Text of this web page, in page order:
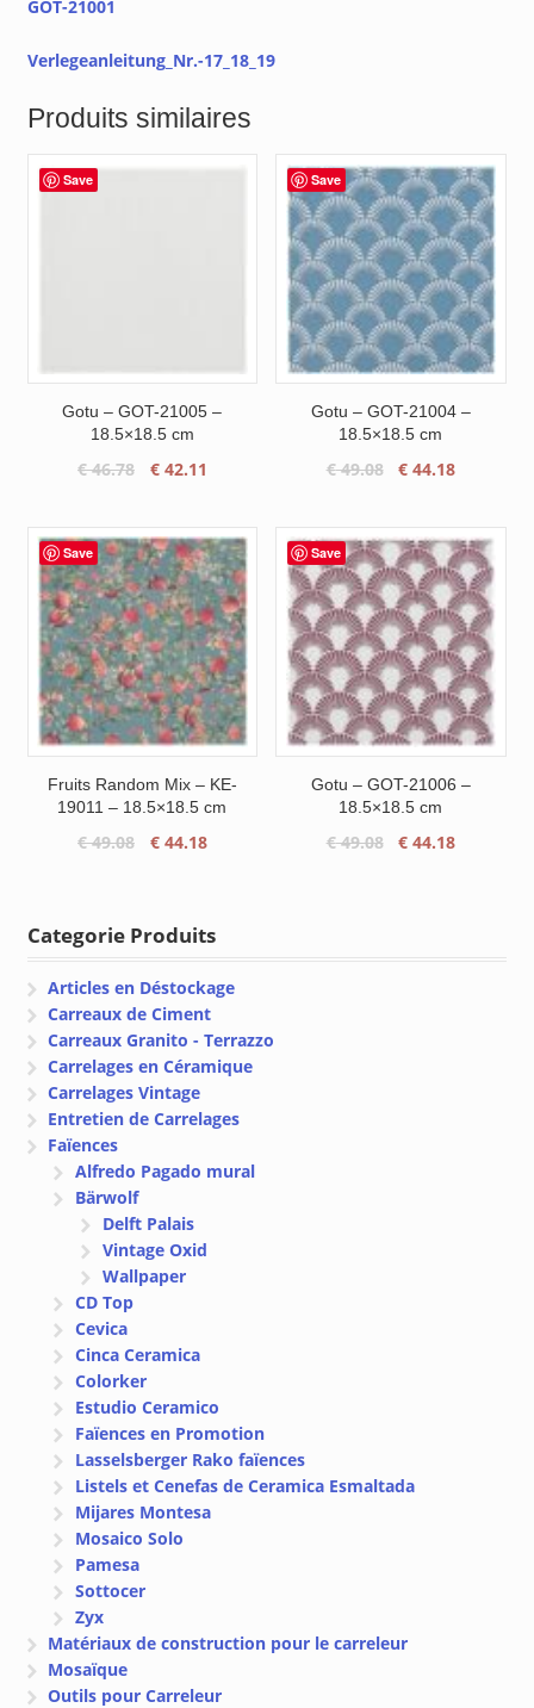
GOT-21001
Verlegeanleitung_Nr.-17_18_19
Produits similaires
Save
Gotu – GOT-21005 –
18.5×18.5 cm
€46.78
Le
était :
€ 46.78.
€42.11
est :
€ 42.11.
Save
Gotu – GOT-21004 –
18.5×18.5 cm
€49.08
Le
était :
€ 49.08.
€ 44.18Le
est :
€ 44.18.
Save
Fruits Random Mix – KE-
19011 – 18.5×18.5 cm
€49.08
Le
€ 49.08.
€44.18Le
€ 44.18.
Save
Gotu – GOT-21006 –
18.5×18.5 cm
€49.08
Le
€ 44.18Le
Categorie Produits
Articles en Déstockage
Carreaux de Ciment
Carreaux Granito - Terrazzo
Carrelages en Céramique
Carrelages Vintage
Entretien de Carrelages
Faïences
Alfredo Pagado mural
Bärwolf
Delft Palais
Vintage Oxid
Wallpaper
CD Top
Cevica
Cinca Ceramica
Colorker
Estudio Ceramico
Faïences en Promotion
Lasselsberger Rako faïences
Listels et Cenefas de Ceramica Esmaltada
Mijares Montesa
Mosaico Solo
Pamesa
Sottocer
Zyx
Matériaux de construction pour le carreleur
Mosaïque
Outils pour Carreleur